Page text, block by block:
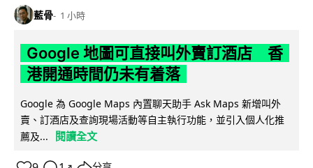
藍骨 1 小時
Google 地圖可直接叫外賣訂酒店 香
港開通時間仍未有着落
Google 為 Google Maps 內置聊天助手 Ask Maps 新增叫外
賣、訂酒店及查詢現場活動等自主執行功能，並引入個人化推
薦及...
閱讀全文